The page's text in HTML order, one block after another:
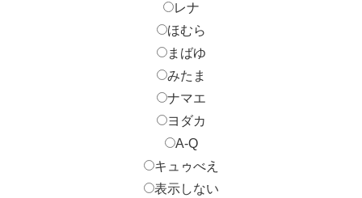
レナ
ほむら
まばゆ
みたま
ナマエ
ヨダカ
A-Q
キュゥべえ
表示しない